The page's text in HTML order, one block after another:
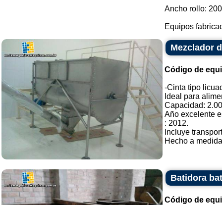
Ancho rollo:
Equipos
Mezclador
Código de
-Cinta tipo
Ideal para
Capacidad:
Año excelente
: 2012.
Incluye
Hecho a
Batidora
Código de